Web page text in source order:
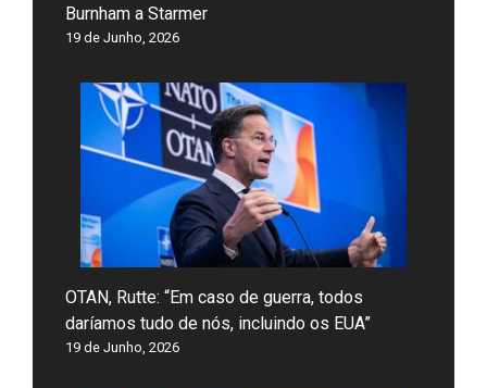
Burnham a Starmer
19 de Junho, 2026
OTAN, Rutte: “Em caso de guerra, todos
daríamos tudo de nós, incluindo os EUA”
19 de Junho, 2026